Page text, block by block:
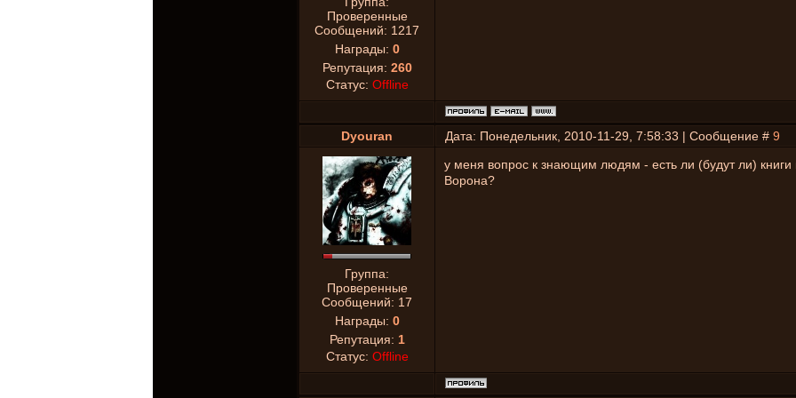
Проверенные
Сообщений: 1217
Награды: 0
Репутация: 260
Статус: Offline
Dyouran Дата: Понедельник, 2010-11-29, 7:58:33 | Сообщение # 9
Группа:
Проверенные
Сообщений: 17
Награды: 0
Репутация: 1
Статус: Offline
у меня вопрос к знающим людям - есть ли (будут ли) книги
Ворона?